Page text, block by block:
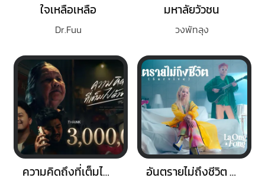
ใจเหลือเหลือ
Dr.Fuu
มหาลัยวัวชน
วงพัทลุง
ความคิดถึงที่เต็มไปด้วยน้ำตา อันตรายไม่ถึงชีวิต (Survive)